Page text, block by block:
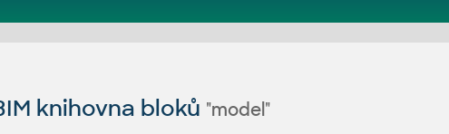
knihovna bloků "model"